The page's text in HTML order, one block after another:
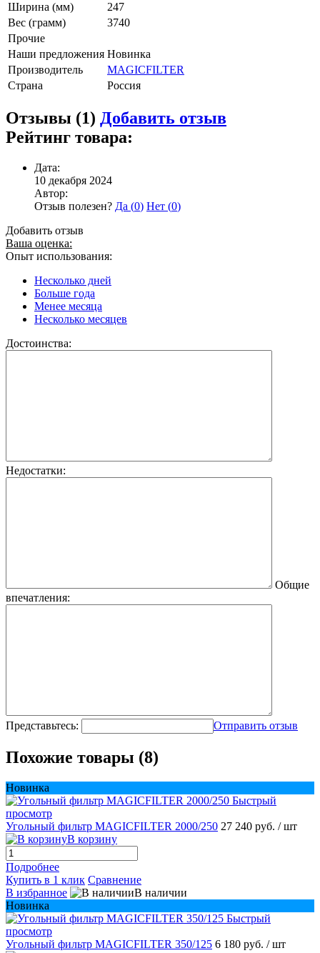
Ширина (мм)
247
Вес (грамм)
3740
Прочие
Наши предложения Новинка
Производитель
MAGICFILTER
Страна
Россия
Отзывы (1) Добавить отзыв
Рейтинг товара:
Дата:
10 декабря 2024
Автор:
Отзыв полезен? Да (0) Нет (0)
Добавить отзыв
Ваша оценка:
Опыт использования:
Несколько дней
Больше года
Менее месяца
Несколько месяцев
Достоинства:
Недостатки:
Общие
впечатления:
Представьтесь: Отправить отзыв
Похожие товары (8)
Новинка
Быстрый
просмотр
Угольный фильтр MAGICFILTER 2000/250 27 240 руб. / шт
В корзину
Подробнее
Купить в 1 клик Сравнение
В избранное
В наличии
Новинка
Быстрый
просмотр
Угольный фильтр MAGICFILTER 350/125 6 180 руб. / шт